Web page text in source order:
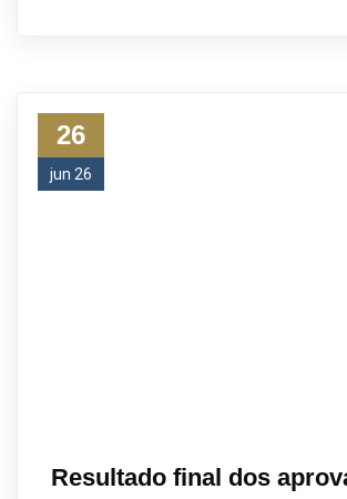
26
jun 26
Resultado final dos